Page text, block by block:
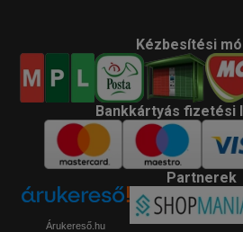
Kézbesítési
Bankkártyás fizetési
Partnerek
Árukereső.hu